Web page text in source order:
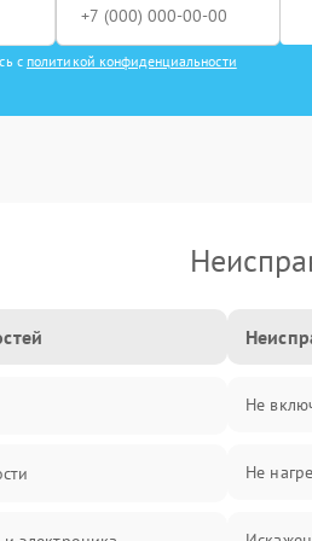
с политикой конфиденциальности
Не
Не